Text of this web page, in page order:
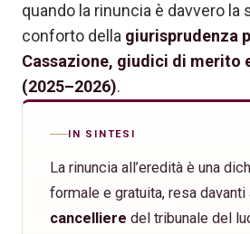
quando la rinuncia è davvero la
conforto della giurisprudenza
Cassazione, giudici di merito
(2025–2026).
IN SINTESI
La rinuncia all’eredità è una
formale e gratuita, resa davanti
cancelliere del tribunale del